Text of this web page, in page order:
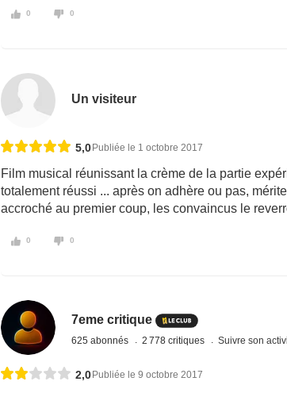
0 0
Un visiteur
5,0Publiée le 1 octobre 2017
Film musical réunissant la crème de la partie
totalement réussi ... après on adhère ou pas,
accroché au premier coup, les convaincus le
0 0
7eme critique
625 abonnés 2 778 critiques Suivre son
2,0Publiée le 9 octobre 2017